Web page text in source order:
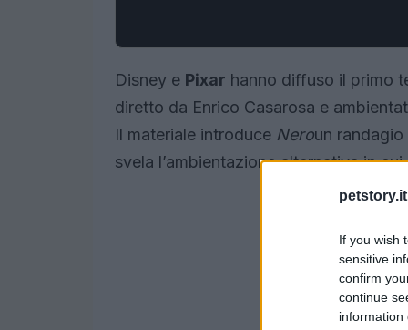
If you wish
sensitive
confirm
continue
information
Disney e Pixar hanno diffuso il primo
diretto da Enrico Casarosa e
Il materiale introduce Neroun
svela l’ambientazione alternativa in